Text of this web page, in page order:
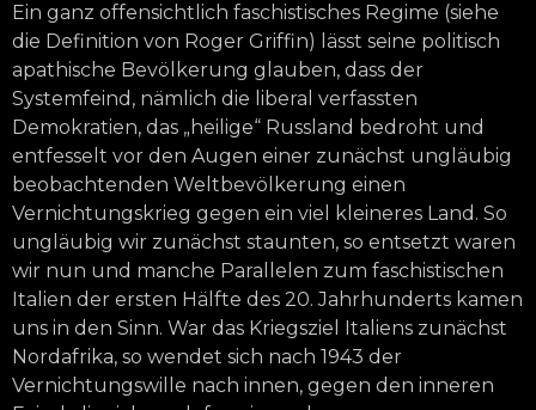
Ein ganz offensichtlich faschistisches Regime (siehe
die Definition von Roger Griffin) lässt seine politisch
apathische Bevölkerung glauben, dass der
Systemfeind, nämlich die liberal verfassten
Demokratien, das „heilige“ Russland bedroht und
entfesselt vor den Augen einer zunächst ungläubig
beobachtenden Weltbevölkerung einen
Vernichtungskrieg gegen ein viel kleineres Land. So
ungläubig wir zunächst staunten, so entsetzt waren
wir nun und manche Parallelen zum faschistischen
Italien der ersten Hälfte des 20. Jahrhunderts kamen
uns in den Sinn. War das Kriegsziel Italiens zunächst
Nordafrika, so wendet sich nach 1943 der
Vernichtungswille nach innen, gegen den inneren